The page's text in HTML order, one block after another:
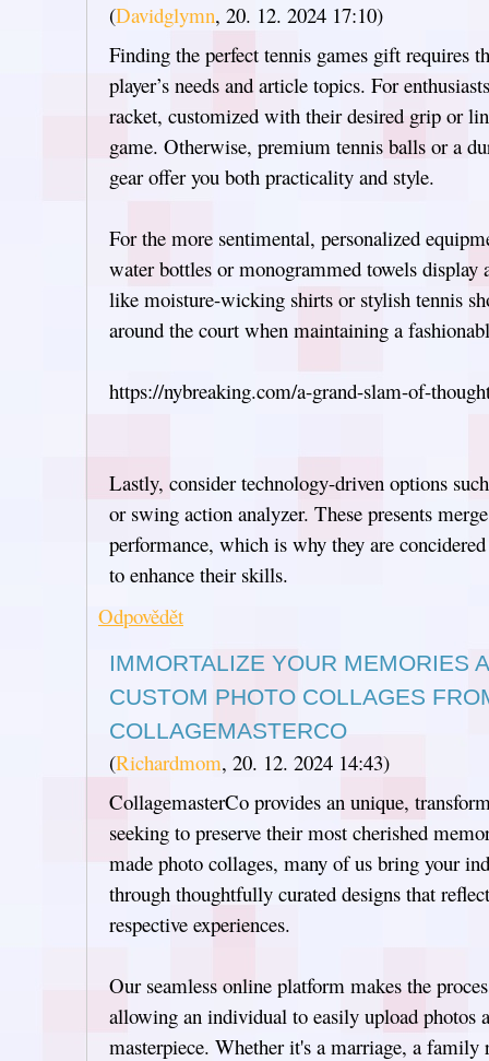
(Davidglymn, 20. 12. 2024 17:10)
Finding the perfect tennis games gift requires
player’s needs and article topics. For
racket, customized with their desired grip or
game. Otherwise, premium tennis balls or a
gear offer you both practicality and style.
For the more sentimental, personalized
water bottles or monogrammed towels display
like moisture-wicking shirts or stylish tennis
around the court when maintaining a
https://nybreaking.com/a-grand-slam-of-
Lastly, consider technology-driven options
or swing action analyzer. These presents
performance, which is why they are
to enhance their skills.
Odpovědět
IMMORTALIZE YOUR MEMORIES
CUSTOM PHOTO COLLAGES
COLLAGEMASTERCO
(Richardmom, 20. 12. 2024 14:43)
CollagemasterCo provides an unique,
seeking to preserve their most cherished
made photo collages, many of us bring your
through thoughtfully curated designs that
respective experiences.
Our seamless online platform makes the
allowing an individual to easily upload photos
masterpiece. Whether it's a marriage, a